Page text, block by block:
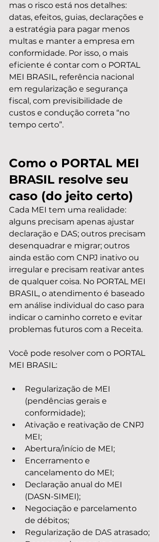
mas o risco está nos detalhes:
datas, efeitos, guias, declarações e
a estratégia para pagar menos
multas e manter a empresa em
conformidade. Por isso, o mais
eficiente é contar com o PORTAL
MEI BRASIL, referência nacional
em regularização e segurança
fiscal, com previsibilidade de
custos e condução correta “no
tempo certo”.
Como o PORTAL MEI
BRASIL resolve seu
caso (do jeito certo)
Cada MEI tem uma realidade:
alguns precisam apenas ajustar
declaração e DAS; outros precisam
desenquadrar e migrar; outros
ainda estão com CNPJ inativo ou
irregular e precisam reativar antes
de qualquer coisa. No PORTAL MEI
BRASIL, o atendimento é baseado
em análise individual do caso para
indicar o caminho correto e evitar
problemas futuros com a Receita.
Você pode resolver com o PORTAL
MEI BRASIL:
Regularização de MEI
(pendências gerais e
conformidade);
Ativação e reativação de CNPJ
MEI;
Abertura/início de MEI;
Encerramento e
cancelamento do MEI;
Declaração anual do MEI
(DASN-SIMEI);
Negociação e parcelamento
de débitos;
Regularização de DAS atrasado;